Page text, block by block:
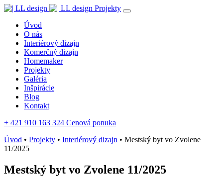
Projekty
Úvod
O nás
Interiérový dizajn
Komerčný dizajn
Homemaker
Projekty
Galéria
Inšpirácie
Blog
Kontakt
+ 421 910 163 324 Cenová ponuka
Úvod • Projekty • Interiérový dizajn • Mestský byt vo Zvolene
11/2025
Mestský byt vo Zvolene 11/2025